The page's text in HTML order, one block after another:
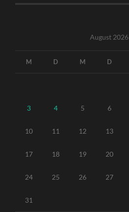
August 2026
M D M D
3 4 5 6
10 11 12 13
17 18 19 20
24 25 26 27
31